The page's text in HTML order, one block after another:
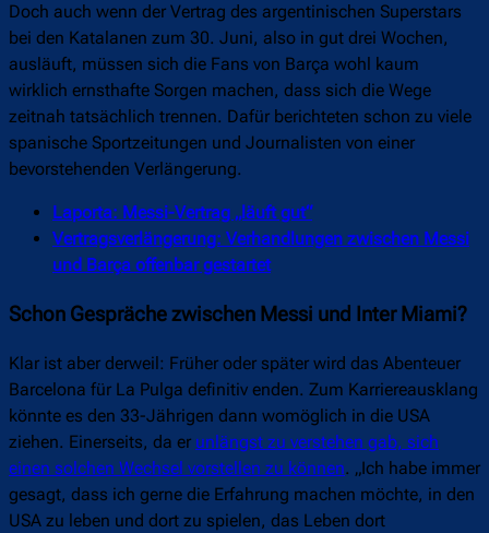
Doch auch wenn der Vertrag des argentinischen Superstars
bei den Katalanen zum 30. Juni, also in gut drei Wochen,
ausläuft, müssen sich die Fans von Barça wohl kaum
wirklich ernsthafte Sorgen machen, dass sich die Wege
zeitnah tatsächlich trennen. Dafür berichteten schon zu viele
spanische Sportzeitungen und Journalisten von einer
bevorstehenden Verlängerung.
Laporta: Messi-Vertrag „läuft gut“
Vertragsverlängerung: Verhandlungen zwischen Messi
und Barça offenbar gestartet
Schon Gespräche zwischen Messi und Inter Miami?
Klar ist aber derweil: Früher oder später wird das Abenteuer
Barcelona für La Pulga definitiv enden. Zum Karriereausklang
könnte es den 33-Jährigen dann womöglich in die USA
ziehen. Einerseits, da er unlängst zu verstehen gab, sich
einen solchen Wechsel vorstellen zu können. „Ich habe immer
gesagt, dass ich gerne die Erfahrung machen möchte, in den
USA zu leben und dort zu spielen, das Leben dort